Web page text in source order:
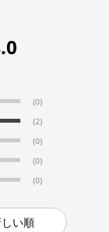
(0)
(2)
(0)
(0)
(0)
い順